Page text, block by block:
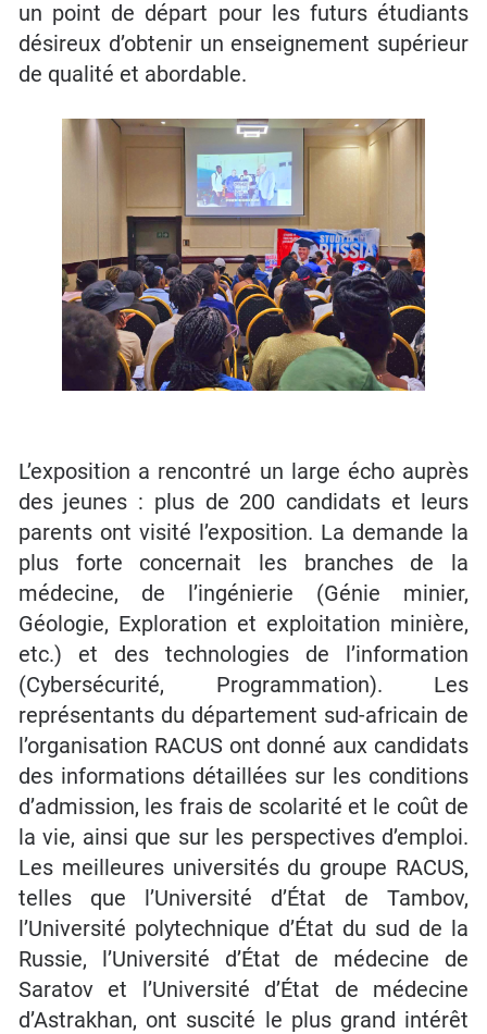
un point de départ pour les futurs étudiants
désireux d’obtenir un enseignement supérieur
de qualité et abordable.
L’exposition a rencontré un large écho auprès
des jeunes : plus de 200 candidats et leurs
parents ont visité l’exposition. La demande la
plus forte concernait les branches de la
médecine, de l’ingénierie (Génie minier,
Géologie, Exploration et exploitation minière,
etc.) et des technologies de l’information
(Cybersécurité, Programmation). Les
représentants du département sud-africain de
l’organisation RACUS ont donné aux candidats
des informations détaillées sur les conditions
d’admission, les frais de scolarité et le coût de
la vie, ainsi que sur les perspectives d’emploi.
Les meilleures universités du groupe RACUS,
telles que l’Université d’État de Tambov,
l’Université polytechnique d’État du sud de la
Russie, l’Université d’État de médecine de
Saratov et l’Université d’État de médecine
d’Astrakhan, ont suscité le plus grand intérêt